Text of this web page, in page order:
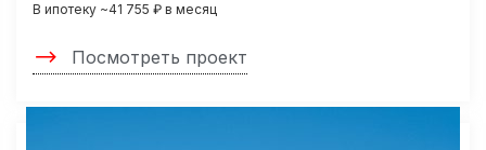
В ипотеку ~41 755 ₽ в месяц
Посмотреть проект